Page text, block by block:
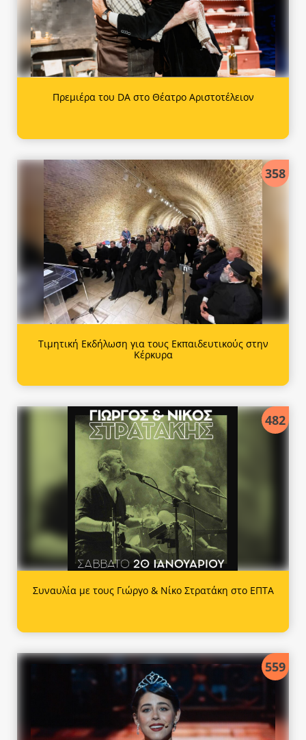
Πρεμιέρα του DA στο Θέατρο Αριστοτέλειον
358
Τιμητική Εκδήλωση για τους Εκπαιδευτικούς στην
Κέρκυρα
482
Συναυλία με τους Γιώργο & Νίκο Στρατάκη στο ΕΠΤΑ
559